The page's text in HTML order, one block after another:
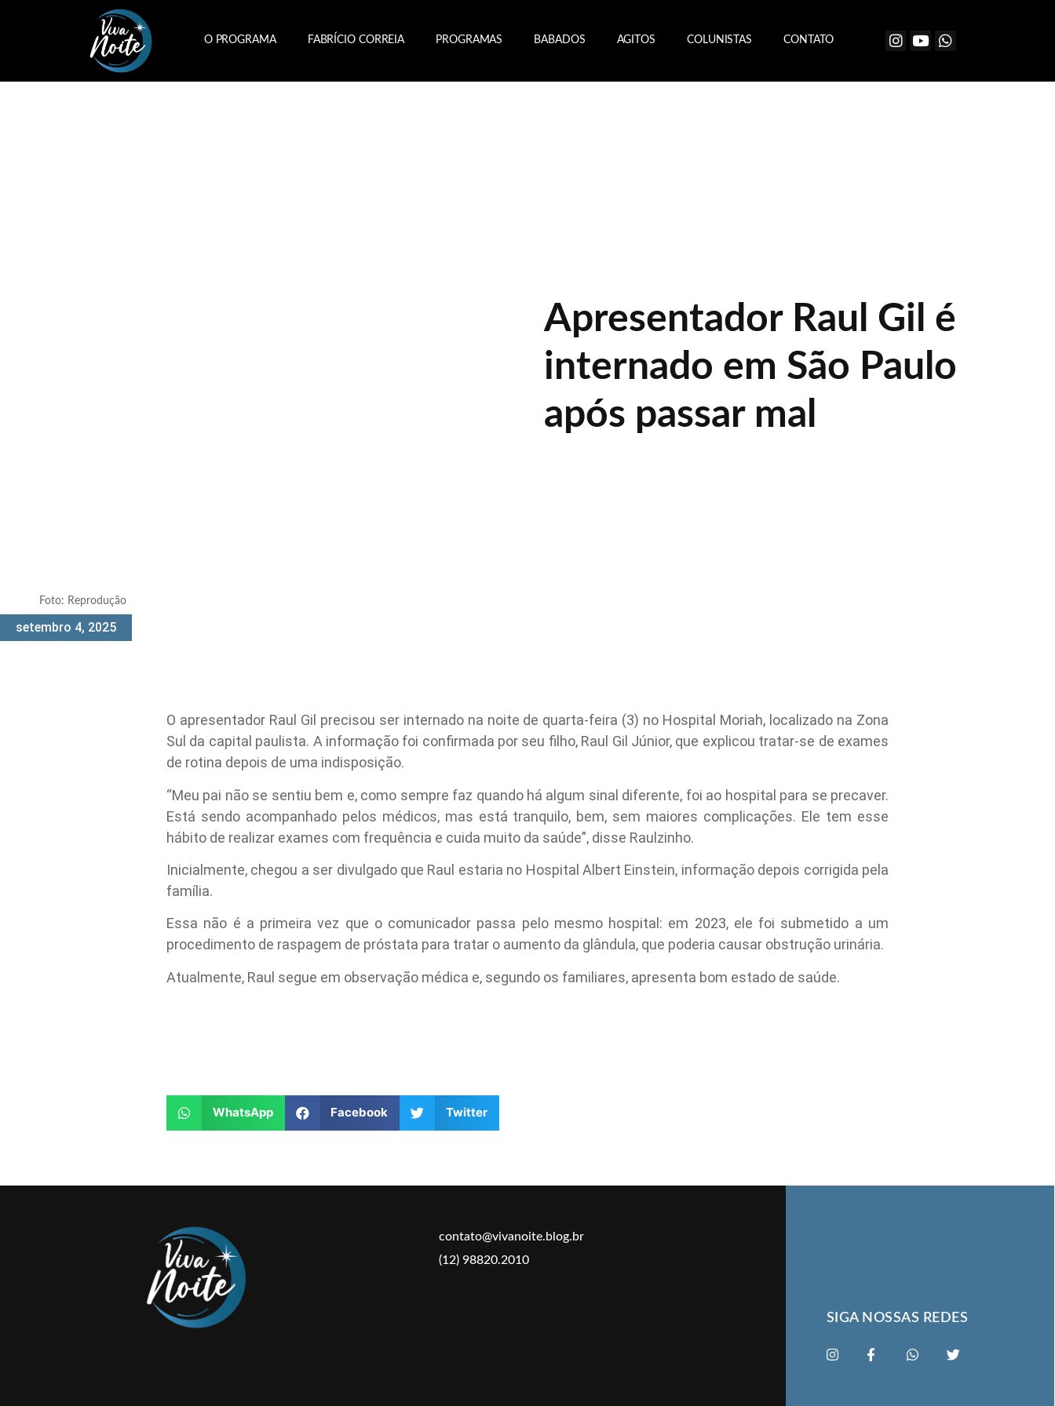
O PROGRAMA FABRÍCIO CORREIA PROGRAMAS BABADOS AGITOS COLUNISTAS CONTATO
Foto: Reprodução
setembro 4, 2025
Apresentador Raul Gil é
internado em São Paulo
após passar mal
O apresentador Raul Gil precisou ser internado na noite de quarta-feira (3) no Hospital Moriah, localizado na Zona
Sul da capital paulista. A informação foi confirmada por seu filho, Raul Gil Júnior, que explicou tratar-se de exames
de rotina depois de uma indisposição.
“Meu pai não se sentiu bem e, como sempre faz quando há algum sinal diferente, foi ao hospital para se precaver.
Está sendo acompanhado pelos médicos, mas está tranquilo, bem, sem maiores complicações. Ele tem esse
hábito de realizar exames com frequência e cuida muito da saúde”, disse Raulzinho.
Inicialmente, chegou a ser divulgado que Raul estaria no Hospital Albert Einstein, informação depois corrigida pela
família.
Essa não é a primeira vez que o comunicador passa pelo mesmo hospital: em 2023, ele foi submetido a um
procedimento de raspagem de próstata para tratar o aumento da glândula, que poderia causar obstrução urinária.
Atualmente, Raul segue em observação médica e, segundo os familiares, apresenta bom estado de saúde.
WhatsApp Facebook Twitter
contato@vivanoite.blog.br
(12) 98820.2010
SIGA NOSSAS REDES